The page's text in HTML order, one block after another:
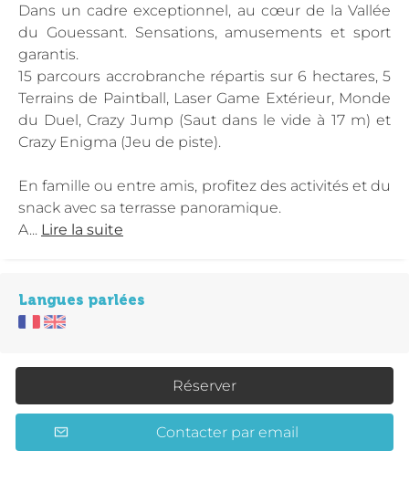
Dans un cadre exceptionnel, au cœur de la Vallée
du Gouessant. Sensations, amusements et sport
garantis.
15 parcours accrobranche répartis sur 6 hectares, 5
Terrains de Paintball, Laser Game Extérieur, Monde
du Duel, Crazy Jump (Saut dans le vide à 17 m) et
Crazy Enigma (Jeu de piste).
En famille ou entre amis, profitez des activités et du
snack avec sa terrasse panoramique.
A... Lire la suite
Langues parlées
Réserver
Contacter par email